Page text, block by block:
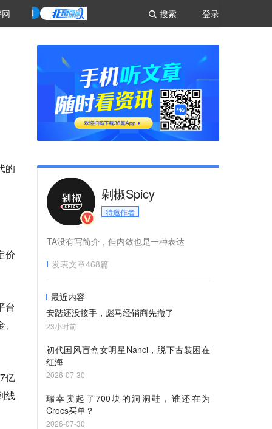
登录
搜索
的
价
台
亿
线
剁椒Spicy
特邀作者
TA没有写简介，但内敛也是一种表达
发表文章468篇
最近内容
安踏还没接手，彪马经销商先撤了
23小时前
初代国风盲盒女明星Nanci，脱下古装困在
红海
2026-07-30
瑞幸卖起了700块的洞洞鞋，谁还在为
Crocs买单？
2026-07-30